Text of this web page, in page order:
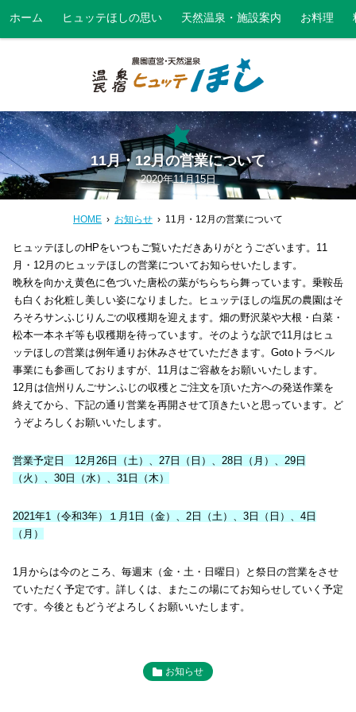
ホーム ヒュッテほしの思い 天然温泉・施設案内 お料理
11月・12月の営業について
2020年11月15日
HOME お知らせ 11月・12月の営業について
ヒュッテほしのHPをいつもご覧いただきありがとうございます。11
月・12月のヒュッテほしの営業についてお知らせいたします。
晩秋を向かえ黄色に色づいた唐松の葉がちらちら舞っています。乗鞍岳
も白くお化粧し美しい姿になりました。ヒュッテほしの塩尻の農園はそ
ろそろサンふじりんごの収穫期を迎えます。畑の野沢菜や大根・白菜・
松本一本ネギ等も収穫期を待っています。そのような訳で11月はヒュ
ッテほしの営業は例年通りお休みさせていただきます。Gotoトラベル
事業にも参画しておりますが、11月はご容赦をお願いいたします。
12月は信州りんごサンふじの収穫とご注文を頂いた方への発送作業を
終えてから、下記の通り営業を再開させて頂きたいと思っています。ど
うぞよろしくお願いいたします。
営業予定日 12月26日（土）、27日（日）、28日（月）、29日
（火）、30日（水）、31日（木）
2021年1（令和3年）１月1日（金）、2日（土）、3日（日）、4日
（月）
1月からは今のところ、毎週末（金・土・日曜日）と祭日の営業をさせ
ていただく予定です。詳しくは、またこの場にてお知らせしていく予定
です。今後ともどうぞよろしくお願いいたします。
お知らせ